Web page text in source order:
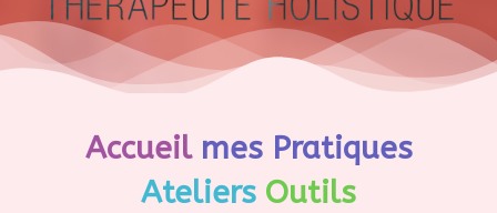
Accueil mes Pratiques
Ateliers Outils